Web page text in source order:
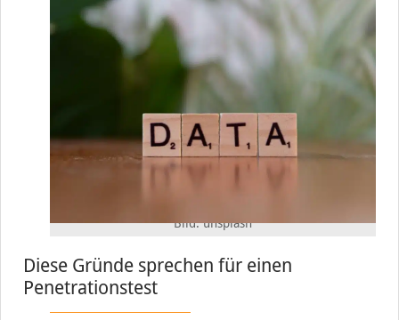
Bild: unsplash
Diese Gründe sprechen für einen
Penetrationstest